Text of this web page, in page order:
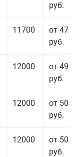
руб.
11700
от 47
руб.
12000
от 49
руб.
12000
от 50
руб.
12000
от 50
руб.